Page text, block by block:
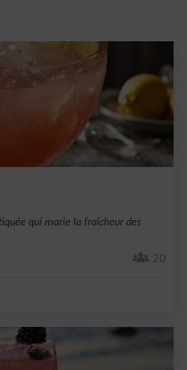
qui marie la fraîcheur des
20